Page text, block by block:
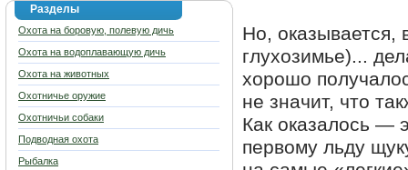
Разделы
Охота на боровую, полевую дичь
Охота на водоплавающую дичь
Охота на животных
Охотничье оружие
Охотничьи собаки
Подводная охота
Рыбалка
Но, оказывается,
глухозимье)...
хорошо
не значит, что
Как оказалось —
первому льду